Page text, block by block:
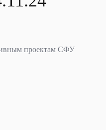
проектам СФУ